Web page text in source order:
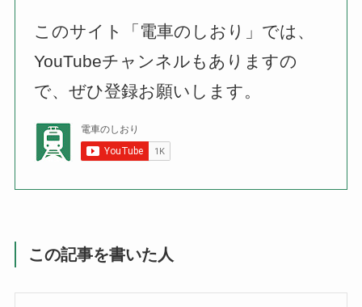
このサイト「電車のしおり」では、
YouTubeチャンネルもありますの
で、ぜひ登録お願いします。
この記事を書いた人